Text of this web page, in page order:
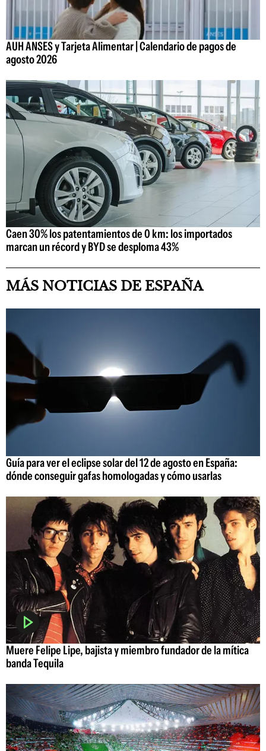
AUH ANSES y Tarjeta Alimentar | Calendario de pagos de
agosto 2026
Caen 30% los patentamientos de 0 km: los importados
marcan un récord y BYD se desploma 43%
MÁS NOTICIAS DE ESPAÑA
Guía para ver el eclipse solar del 12 de agosto en España:
dónde conseguir gafas homologadas y cómo usarlas
Muere Felipe Lipe, bajista y miembro fundador de la mítica
banda Tequila